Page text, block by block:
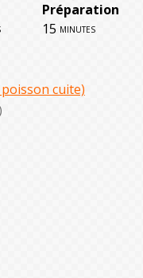
Préparation
15 minutes
cuite)